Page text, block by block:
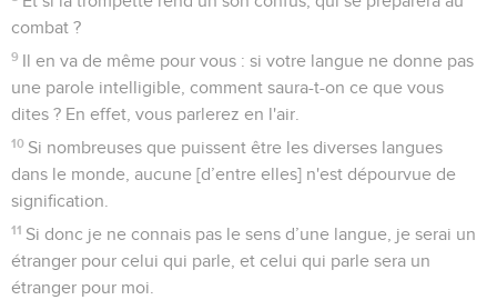
combat ?
9 Il en va de même pour vous : si votre langue ne donne pas
une parole intelligible, comment saura-t-on ce que vous
dites ? En effet, vous parlerez en l'air.
10 Si nombreuses que puissent être les diverses langues
dans le monde, aucune [d’entre elles] n'est dépourvue de
signification.
11 Si donc je ne connais pas le sens d’une langue, je serai un
étranger pour celui qui parle, et celui qui parle sera un
étranger pour moi.